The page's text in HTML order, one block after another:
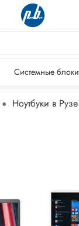
Системные блоки
Ноутбуки в Рузе